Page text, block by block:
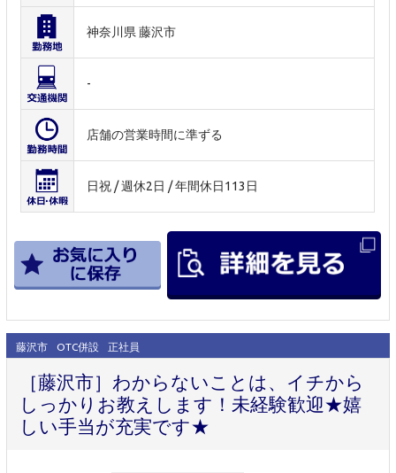
神奈川県 藤沢市
-
店舗の営業時間に準ずる
日祝 / 週休2日 / 年間休日113日
藤沢市 OTC併設 正社員
［藤沢市］わからないことは、イチから
しっかりお教えします！未経験歓迎★嬉
しい手当が充実です★